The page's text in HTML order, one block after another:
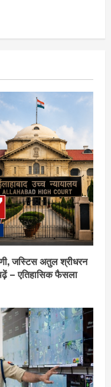
जस्टिस अतुल श्रीधरन
– एत‍िहास‍िक फैसला